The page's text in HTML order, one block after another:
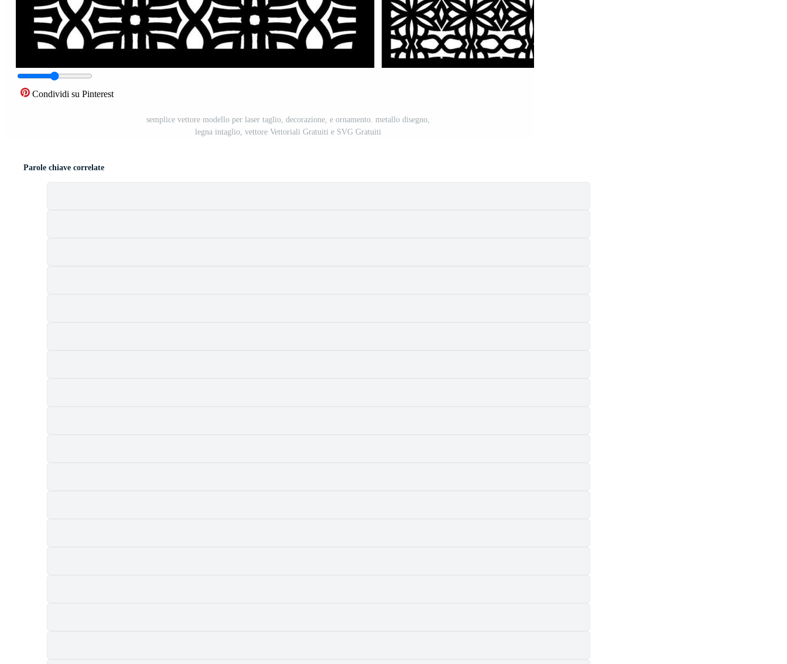
Condividi su Pinterest
semplice vettore modello per laser taglio, decorazione, e ornamento. metallo disegno,
legna intaglio, vettore Vettoriali Gratuiti e SVG Gratuiti
Parole chiave correlate